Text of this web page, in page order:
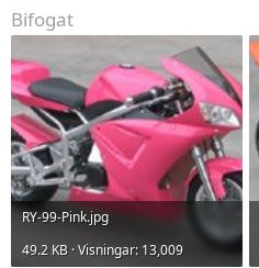
Bifogat
RY-99-Pink.jpg
49.2 KB · Visningar: 13,009